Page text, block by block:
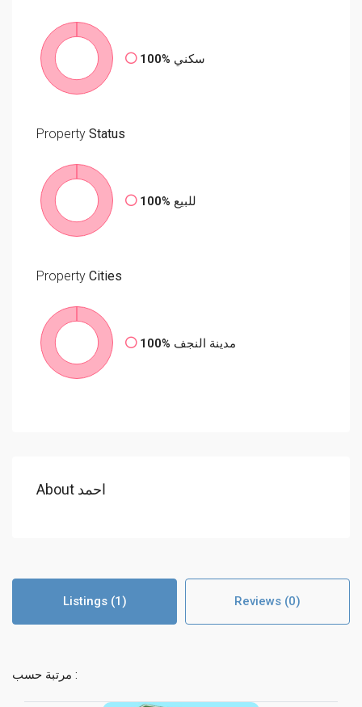
100% سكني
Property Status
100% للبيع
Property Cities
100% مدينة النجف
About احمد
Listings (1) Reviews (0)
مرتبة حسب :